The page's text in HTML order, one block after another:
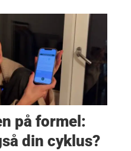
på formel:
din cyklus?